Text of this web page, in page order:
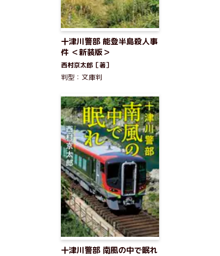
十津川警部 能登半島殺人事
件 ＜新装版＞
西村京太郎［著］
判型：文庫判
十津川警部 南風の中で眠れ